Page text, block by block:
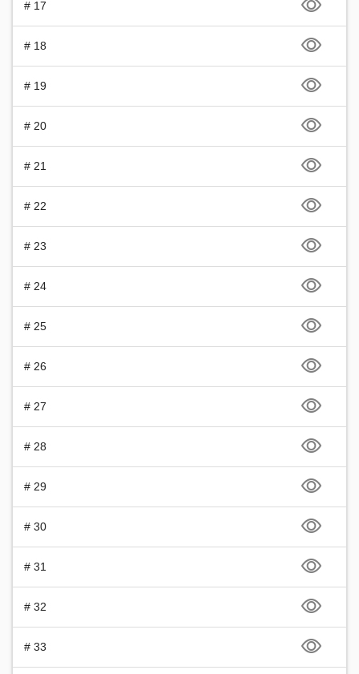
# 17
# 18
# 19
# 20
# 21
# 22
# 23
# 24
# 25
# 26
# 27
# 28
# 29
# 30
# 31
# 32
# 33